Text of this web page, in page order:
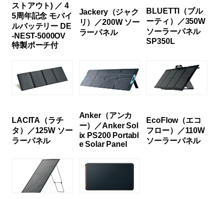
ストアウト) ／ 4
5周年記念 モバイ
ルバッテリー DE
-NEST-5000OV
特製ポーチ付
Jackery（ジャク
リ）／200W ソー
ラーパネル
BLUETTI（ブル
ーティ）／350W
ソーラーパネル
SP350L
LACITA（ラチ
タ）／125W ソー
ラーパネル
Anker（アンカ
ー）／Anker Sol
ix PS200 Portabl
e Solar Panel
EcoFlow（エコ
フロー）／110W
ソーラーパネル